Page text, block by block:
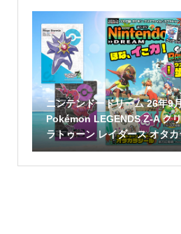
ニンテンドードリーム 26年9
Pokémon LEGENDS Z-A ク
ラトゥーン レイダース オタ